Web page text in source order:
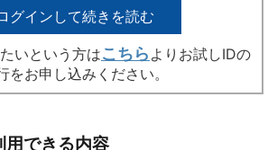
グインして続きを読む
いという方はこちら よりお試しIDの
をお申し込みください。
用できる内容